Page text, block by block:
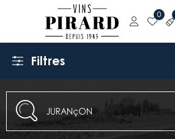
0
Filtres